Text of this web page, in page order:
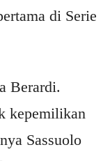
di Serie
Berardi.
kepemilikan
Sassuolo